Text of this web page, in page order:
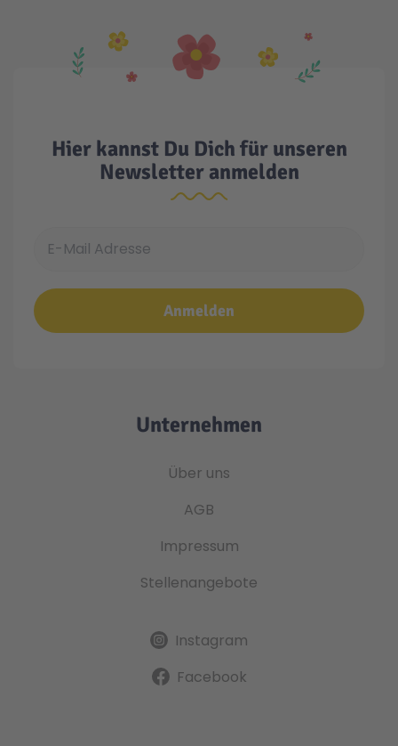
Hier kannst Du Dich für unseren
Newsletter anmelden
Anmelden
Unternehmen
Über uns
AGB
Impressum
Stellenangebote
Instagram
Facebook